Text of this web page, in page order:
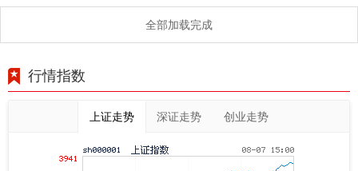
全部加载完成
行情指数
上证走势 深证走势 创业走势